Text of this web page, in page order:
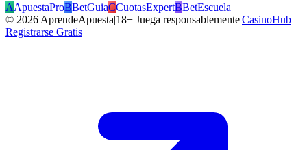
AApuestaProBBetGuiaCCuotasExpertBBetEscuela
© 2026 AprendeApuesta|18+ Juega responsablemente|CasinoHub
Registrarse Gratis